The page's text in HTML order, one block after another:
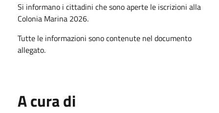
Si informano i cittadini che sono aperte le iscrizioni alla
Colonia Marina 2026.
Tutte le informazioni sono contenute nel documento
allegato.
A cura di